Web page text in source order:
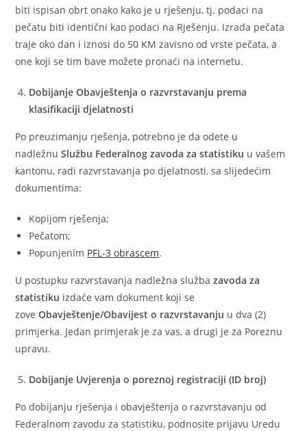
biti ispisan obrt onako kako je u rješenju, tj. podaci na
pečatu biti identični kao podaci na Rješenju. Izrada pečata
traje oko dan i iznosi do 50 KM zavisno od vrste pečata, a
one koji se tim bave možete pronaći na internetu.
Dobijanje Obavještenja o razvrstavanju prema
klasifikaciji djelatnosti
Po preuzimanju rješenja, potrebno je da odete u
nadležnuSlužbu Federalnog zavoda za statistiku u vašem
kantonu, radi razvrstavanja po djelatnosti, sa slijedećim
dokumentima:
Kopijom rješenja;
Pečatom;
Popunjenim PFL-3 obrascem.
U postupku razvrstavanja nadležna službazavoda za
statistiku izdaće vam dokument koji se
zoveObavještenje/Obavijest o razvrstavanju u dva (2)
primjerka. Jedan primjerak je za vas, a drugi je za Poreznu
upravu.
Dobijanje Uvjerenja o poreznoj registraciji (ID broj)
Po dobijanju rješenja i obavještenja o razvrstavanju od
Federalnom zavodu za statistiku, podnosite prijavu Uredu